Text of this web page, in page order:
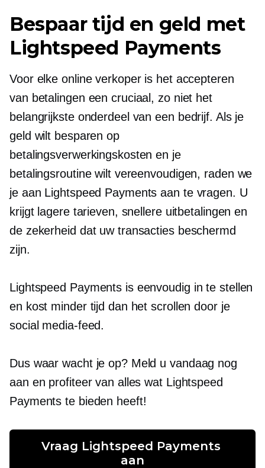
Bespaar tijd en geld met
Lightspeed Payments
Voor elke online verkoper is het accepteren
van betalingen een cruciaal, zo niet het
belangrijkste onderdeel van een bedrijf. Als je
geld wilt besparen op
betalingsverwerkingskosten en je
betalingsroutine wilt vereenvoudigen, raden we
je aan Lightspeed Payments aan te vragen. U
krijgt lagere tarieven, snellere uitbetalingen en
de zekerheid dat uw transacties beschermd
zijn.
Lightspeed Payments is eenvoudig in te stellen
en kost minder tijd dan het scrollen door je
social media-feed.
Dus waar wacht je op? Meld u vandaag nog
aan en profiteer van alles wat Lightspeed
Payments te bieden heeft!
Vraag Lightspeed Payments
aan